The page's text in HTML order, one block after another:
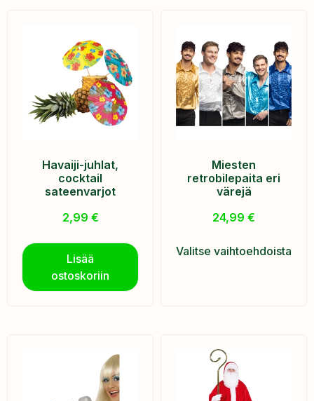
Havaiji-juhlat,
cocktail
sateenvarjot
2,99 €
Lisää
ostoskoriin
Miesten
retrobilepaita eri
värejä
24,99 €
Valitse vaihtoehdoista